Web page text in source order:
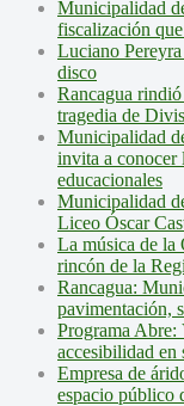
Municipalidad
fiscalización
Luciano
disco
Rancagua
tragedia de
Municipalidad
invita a conocer
educacionales
Municipalidad
Liceo Óscar
La música de la
rincón de la
Rancagua:
pavimentación,
Programa Abre:
accesibilidad en
Empresa de
espacio público